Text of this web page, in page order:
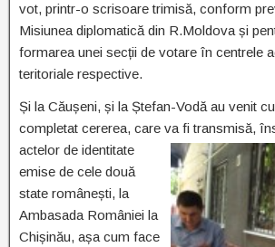
vot, printr-o scrisoare trimisă, conform
Misiunea diplomatică din R.Moldova și
formarea unei secții de votare în centrele
teritoriale respective.
Și la Căușeni, și la Ștefan-Vodă au venit
completat cererea, care va fitransmisă,
actelor de identitate
emise de cele două
state românești, la
Ambasada României la
Chișinău, așa cum face